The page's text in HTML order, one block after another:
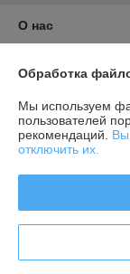
О нас
Контакты
Доставка и
График работы
Политика
Обработка
Мы используем
пользователей
рекомендаций. Вы
отключить их.